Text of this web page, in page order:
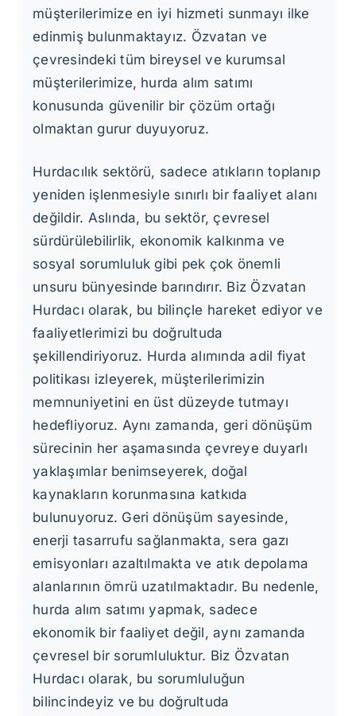
müşterilerimize en iyi hizmeti sunmayı ilke
edinmiş bulunmaktayız. Özvatan ve
çevresindeki tüm bireysel ve kurumsal
müşterilerimize, hurda alım satımı
konusunda güvenilir bir çözüm ortağı
olmaktan gurur duyuyoruz.
Hurdacılık sektörü, sadece atıkların toplanıp
yeniden işlenmesiyle sınırlı bir faaliyet alanı
değildir. Aslında, bu sektör, çevresel
sürdürülebilirlik, ekonomik kalkınma ve
sosyal sorumluluk gibi pek çok önemli
unsuru bünyesinde barındırır. Biz Özvatan
Hurdacı olarak, bu bilinçle hareket ediyor ve
faaliyetlerimizi bu doğrultuda
şekillendiriyoruz. Hurda alımında adil fiyat
politikası izleyerek, müşterilerimizin
memnuniyetini en üst düzeyde tutmayı
hedefliyoruz. Aynı zamanda, geri dönüşüm
sürecinin her aşamasında çevreye duyarlı
yaklaşımlar benimseyerek, doğal
kaynakların korunmasına katkıda
bulunuyoruz. Geri dönüşüm sayesinde,
enerji tasarrufu sağlanmakta, sera gazı
emisyonları azaltılmakta ve atık depolama
alanlarının ömrü uzatılmaktadır. Bu nedenle,
hurda alım satımı yapmak, sadece
ekonomik bir faaliyet değil, aynı zamanda
çevresel bir sorumluluktur. Biz Özvatan
Hurdacı olarak, bu sorumluluğun
bilincindeyiz ve bu doğrultuda